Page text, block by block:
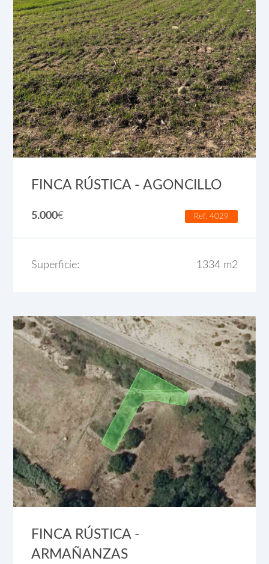
FINCA RÚSTICA - AGONCILLO
5.000€ Ref. 4029
Superficie: 1334 m2
FINCA RÚSTICA -
ARMAÑANZAS